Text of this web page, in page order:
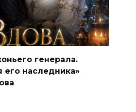
генерала.
его наследника»